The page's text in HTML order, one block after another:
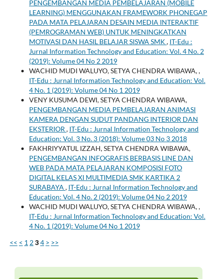
PENGEMBANGAN MEDIA PEMBELAJARAN (MOBILE
LEARNING) MENGGUNAKAN FRAMEWORK PHONEGAP
PADA MATA PELAJARAN DESAIN MEDIA INTERAKTIF
(PEMROGRAMAN WEB) UNTUK MENINGKATKAN
MOTIVASI DAN HASIL BELAJAR SISWA SMK , IT-Edu :
Jurnal Information Technology and Education: Vol. 4 No. 2
(2019): Volume 04 No 2 2019
WACHID MUDI WALUYO, SETYA CHENDRA WIBAWA,,
IT-Edu : Jurnal Information Technology and Education: Vol.
4 No. 1 (2019): Volume 04 No 1 2019
VENY KUSUMA DEWI, SETYA CHENDRA WIBAWA,
PENGEMBANGAN MEDIA PEMBELAJARAN ANIMASI
KAMERA DENGAN SUDUT PANDANG INTERIOR DAN
EKSTERIOR , IT-Edu : Jurnal Information Technology and
Education: Vol. 3 No. 3 (2018): Volume 03 No 3 2018
FAKHRIYYATUL IZZAH, SETYA CHENDRA WIBAWA,
PENGEMBANGAN INFOGRAFIS BERBASIS LINE DAN
WEB PADA MATA PELAJARAN KOMPOSISI FOTO
DIGITAL KELAS XI MULTIMEDIA SMK KARTIKA 2
SURABAYA , IT-Edu : Jurnal Information Technology and
Education: Vol. 4 No. 2 (2019): Volume 04 No 2 2019
WACHID MUDI WALUYO, SETYA CHENDRA WIBAWA,,
IT-Edu : Jurnal Information Technology and Education: Vol.
4 No. 1 (2019): Volume 04 No 1 2019
<< < 1 234 > >>